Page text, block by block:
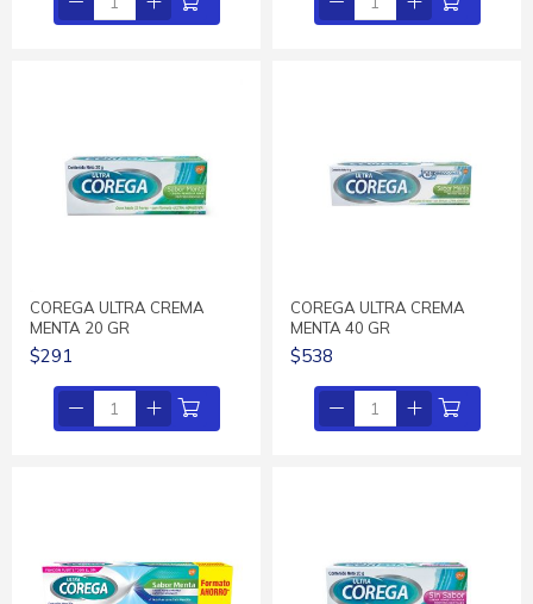
COREGA ULTRA CREMA
MENTA 20 GR
$291
COREGA ULTRA CREMA
MENTA 40 GR
$538